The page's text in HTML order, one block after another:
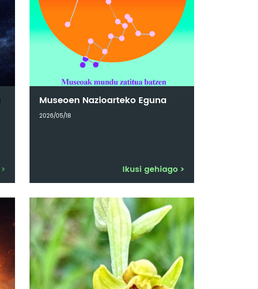
>
Museoen Nazioarteko Eguna
2026/05/18
Ikusi gehiago >